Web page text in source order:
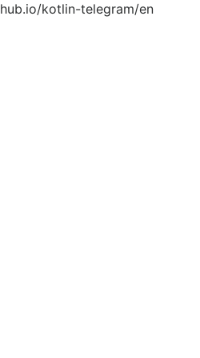
kotlin-telegram/en